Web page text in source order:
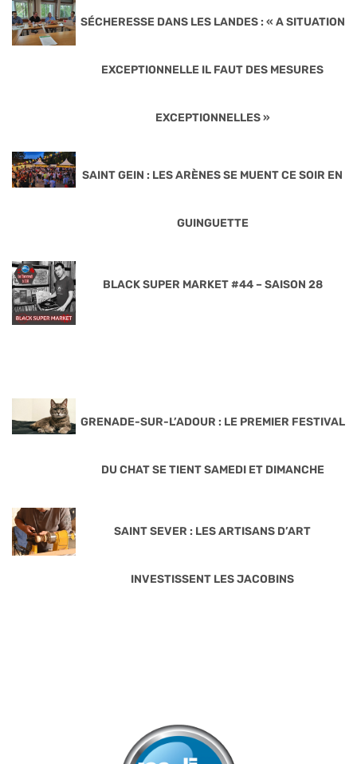
SÉCHERESSE DANS LES LANDES : « A SITUATION
EXCEPTIONNELLE IL FAUT DES MESURES
EXCEPTIONNELLES »
SAINT GEIN : LES ARÈNES SE MUENT CE SOIR EN
GUINGUETTE
BLACK SUPER MARKET #44 – SAISON 28
GRENADE-SUR-L’ADOUR : LE PREMIER FESTIVAL
DU CHAT SE TIENT SAMEDI ET DIMANCHE
SAINT SEVER : LES ARTISANS D’ART
INVESTISSENT LES JACOBINS